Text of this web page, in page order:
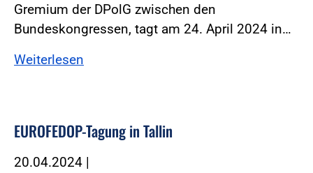
Gremium der DPolG zwischen den
Bundeskongressen, tagt am 24. April 2024 in…
Weiterlesen
EUROFEDOP-Tagung in Tallin
20.04.2024 |